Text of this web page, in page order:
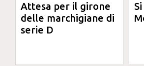
Attesa per il girone
delle marchigiane di
serie D